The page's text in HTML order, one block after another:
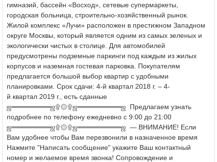
гимназий, бассейн «Восход», сетевые супермаркеты,
городская больница, строительно-хозяйственный рынок.
Жилой комплекс «Лучи» расположен в престижном Западном
округе Москвы, который является одним из самых зеленых и
экологически чистых в столице. Для автомобилей
предусмотрены подземные паркинги под каждым из жилых
корпусов и наземная гостевая парковка.
Покупателям
предлагается большой выбор квартир с удобными
планировками. Срок сдачи: 4-й квартал 2018 г. – 4-
й квартал 2019 г., есть сданные
ஜ════════ஜ۩۞۩ஜ═════════ஜ Предлагаем узнать
подробнее по телефону ежедневно с 9:00 до 21:00
ஜ════════ஜ۩۞۩ஜ═════════ஜ — ВНИМАНИЕ! Если
Вам удобнее чтобы Вам перезвонили в назначенное время
Нажмите "Написать сообщение" укажите Ваш контактный
номер и желаемое время звонка! Сопровождение и